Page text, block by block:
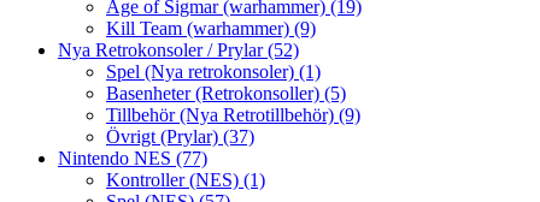
Age of Sigmar (warhammer) (19)
Kill Team (warhammer) (9)
Nya Retrokonsoler / Prylar(52)
Spel (Nya retrokonsoler) (1)
Basenheter (Retrokonsoller) (5)
Tillbehör (Nya Retrotillbehör) (9)
Övrigt (Prylar) (37)
Nintendo NES (77)
Kontroller (NES) (1)